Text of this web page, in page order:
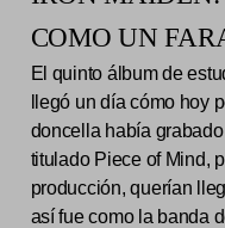
COMO UN
El quinto álbum de
llegó un día cómo hoy
doncella había
titulado Piece of Mind,
producción, querían
así fue como la banda